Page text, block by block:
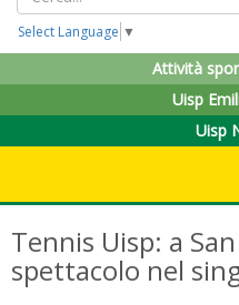
Select Language ▼
Attività
Uisp
Uisp
Tennis Uisp: a
spettacolo nel